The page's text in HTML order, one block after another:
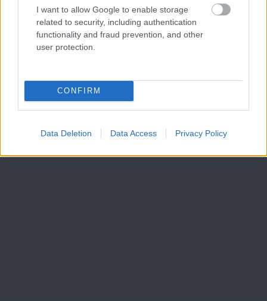
I want to allow Google to enable storage
related to security, including authentication
functionality and fraud prevention, and other
user protection.
CONFIRM
Data Deletion Data Access Privacy Policy